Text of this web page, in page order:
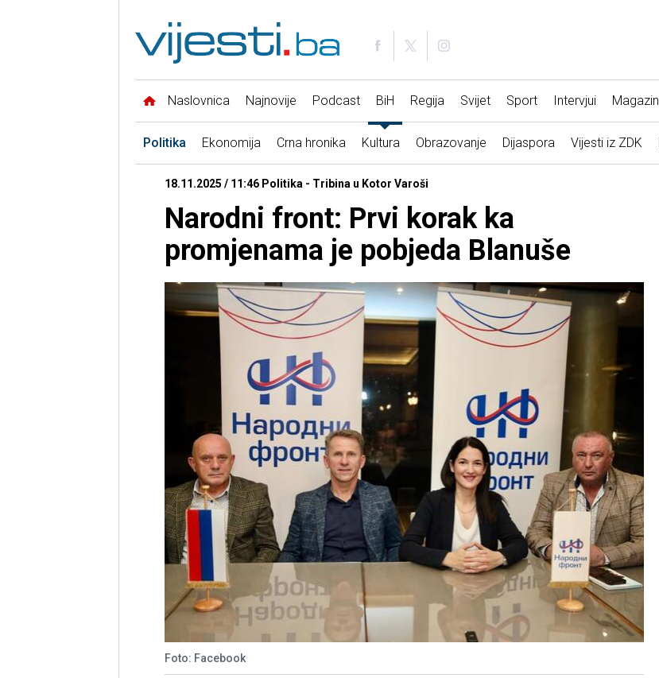
Naslovnica Najnovije Podcast BiH Regija Svijet Sport Intervjui Magazin
Politika Ekonomija Crna hronika Kultura Obrazovanje Dijaspora Vijesti iz ZDK
18.11.2025 / 11:46 Politika - Tribina u Kotor Varoši
Narodni front: Prvi korak ka
promjenama je pobjeda Blanuše
Foto: Facebook